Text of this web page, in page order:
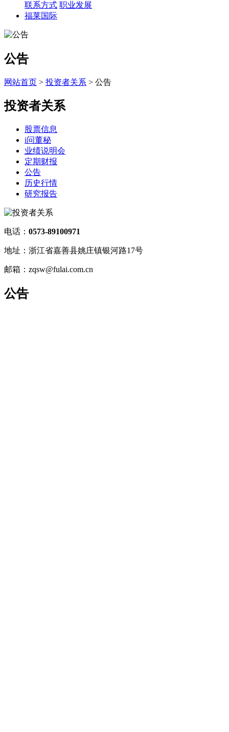
联系方式 职业发展
福莱国际
公告
网站首页 > 投资者关系 > 公告
投资者关系
股票信息
i问董秘
业绩说明会
定期财报
公告
历史行情
研究报告
电话： 0573-89100971
地址：浙江省嘉善县姚庄镇银河路17号
邮箱：zqsw@fulai.com.cn
公告